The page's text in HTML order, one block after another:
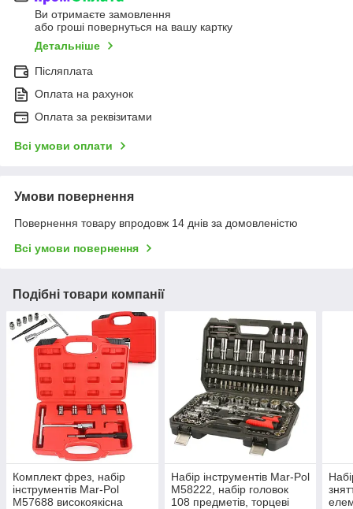
Ви отримаєте замовлення
або гроші повернуться на вашу картку
Детальніше
Післяплата
Оплата на рахунок
Оплата за реквізитами
Всі умови оплати
Умови повернення
Повернення товару впродовж 14 днів за домовленістю
Всі умови повернення
Подібні товари компанії
Комплект фрез, набір
інструментів Mar-Pol
M57688 високоякісна
Набір інструментів Mar-Pol
M58222, набір головок
108 предметів, торцеві